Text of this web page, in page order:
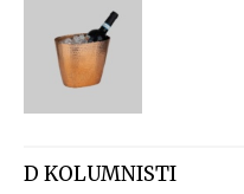
D KOLUMNISTI